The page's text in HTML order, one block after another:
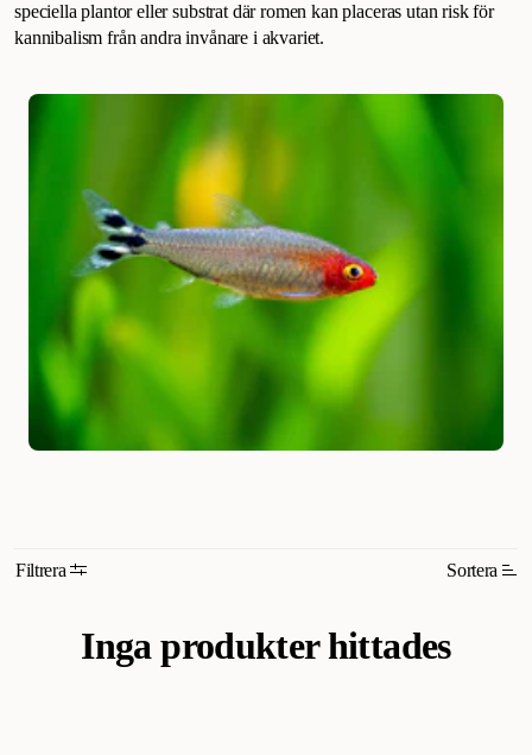
speciella plantor eller substrat där romen kan placeras utan risk för
kannibalism från andra invånare i akvariet.
Filtrera Sortera
Inga produkter hittades